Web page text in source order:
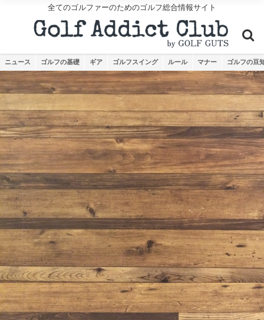
全てのゴルファーのためのゴルフ総合情報サイト
ニュース ゴルフの基礎 ギア ゴルフスイング ルール マナー ゴルフの豆